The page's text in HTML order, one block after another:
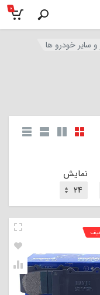
0
سایر خودرو ها
نمایش